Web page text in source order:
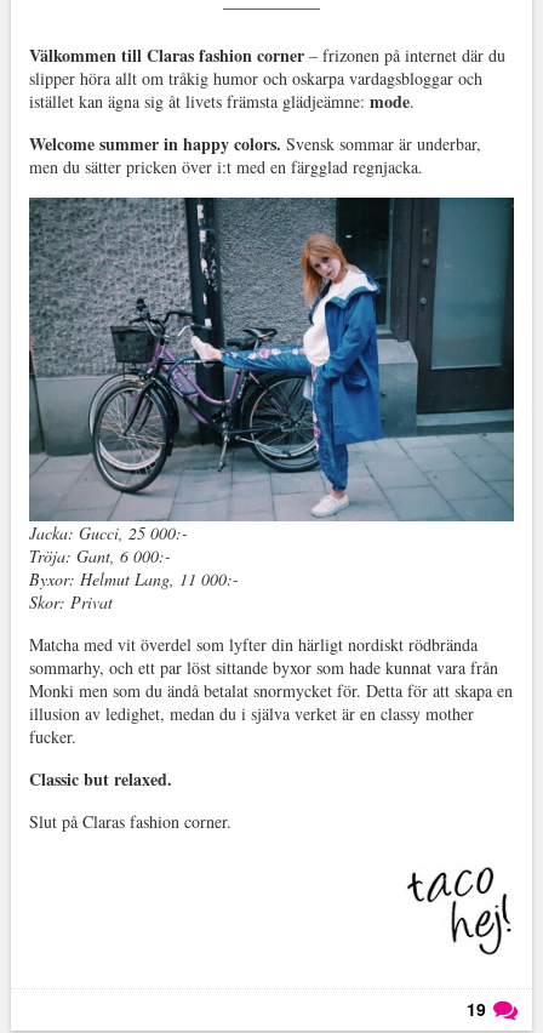
Välkommen till Claras fashion corner– frizonen på internet där du
slipper höra allt om tråkig humor och oskarpa vardagsbloggar och
istället kan ägna sig åt livets främsta glädjeämne: mode.
Welcome summer in happy colors. Svensk sommar är underbar,
men du sätter pricken över i:t med en färgglad regnjacka.
Jacka: Gucci, 25 000:-
Tröja: Gant, 6 000:-
Byxor: Helmut Lang, 11 000:-
Skor: Privat
Matcha med vit överdel som lyfter din härligt nordiskt rödbrända
sommarhy, och ett par löst sittande byxor som hade kunnat vara från
Monki men som du ändå betalat snormycket för. Detta för att skapa en
illusion av ledighet, medan du i själva verket är en classy mother
fucker.
Classic but relaxed.
Slut på Claras fashion corner.
19